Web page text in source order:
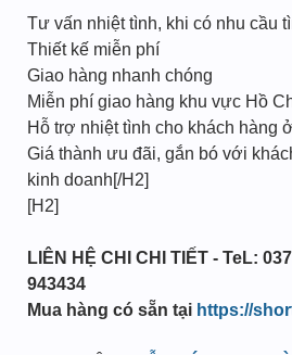
Tư vấn nhiệt tình, khi có nhu cầu
Thiết kế miễn phí
Giao hàng nhanh chóng
Miễn phí giao hàng khu vực Hồ
Hỗ trợ nhiệt tình cho khách hàng
Giá thành ưu đãi, gắn bó với
kinh doanh[/H2]
[H2]
LIÊN HỆ CHI CHI TIẾT - TeL:
943434
Mua hàng có sẵn tại https://